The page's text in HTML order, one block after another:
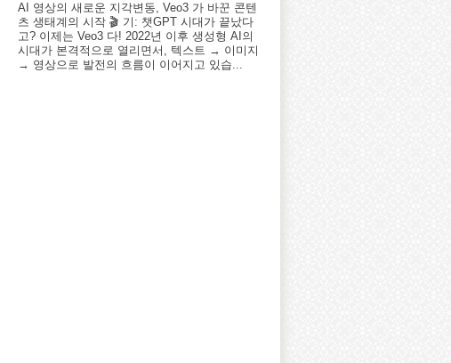
AI 영상의 새로운 지각변동, Veo3 가 바꾼 콘텐
츠 생태계의 시작 🎬 기: 챗GPT 시대가 끝났다
고? 이제는 Veo3 다! 2022년 이후 생성형 AI의
시대가 본격적으로 열리면서, 텍스트 → 이미지
→ 영상으로 발전의 흐름이 이어지고 있습...